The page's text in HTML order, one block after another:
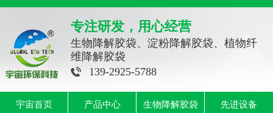
专注研发，用心经营
生物降解胶袋、淀粉降解胶袋、植物纤
维降解胶袋
139-2925-5788
宇宙首页 产品中心 生物降解胶袋 先进设备